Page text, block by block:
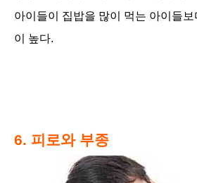
아이들이 집밥을 많이 먹는 아이들
이 높다.
6. 피로와 부종